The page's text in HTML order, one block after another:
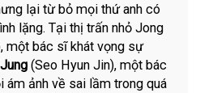
lại từ bỏ mọi thứ anh có
lặng. Tại thị trấn nhỏ Jong
một bác sĩ khát vọng sự
(Seo Hyun Jin), một bác
ám ảnh về sai lầm trong quá